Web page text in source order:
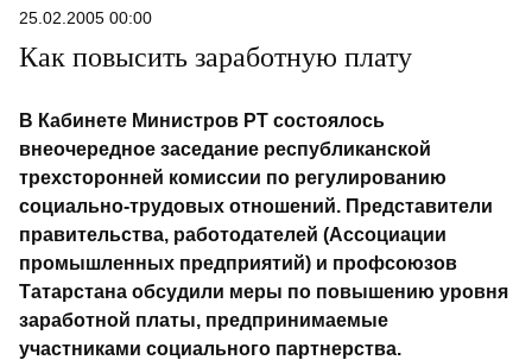
25.02.2005 00:00
Как повысить заработную плату
В Кабинете Министров РТ состоялось
внеочередное заседание республиканской
трехсторонней комиссии по регулированию
социально-трудовых отношений. Представители
правительства, работодателей (Ассоциации
промышленных предприятий) и профсоюзов
Татарстана обсудили меры по повышению уровня
заработной платы, предпринимаемые
участниками социального партнерства.